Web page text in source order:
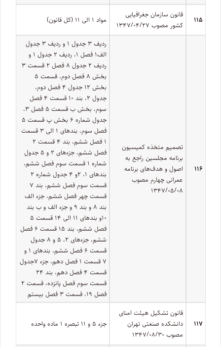
۱۱۵
قانون سازمان جغرافیایی
کشور مصوب ۱۳۴۷/۰۴/۲۷
مواد ۱ الی ۱۱ (کل قانون)
۱۱۶
تصمیم متخذه کمیسیون
برنامه مجلسین راجع به
اصول و هدف‌های برنامه
عمرانی چهارم مصوب
۱۳۴۷/۰۵/۰۸
ردیف ۳ جدول ۱ و ردیف ۳ جدول
الف۱ فصل ۱، ردیف ۲ جدول ۱ و
ردیف ۲ جدول ۸ فصل ۲ قسمت ۳
بخش ۸ فصل دوم، قسمت ۵
بخش ۱۲ جدول ۴ فصل دوم،
جدول ۲، بند ۱۰ قسمت ۴ فصل
سوم‌، بخش ب قسمت ۵ فصل ۳،
جدول شماره ۶ بخش پ قسمت ۵
فصل سوم، بندهای ۱ الی ۳ قسمت
۱ فصل ششم، بند ۴ قسمت ۲
فصل ششم، جزءهای ۲ و ۵ جدول
شماره ۱ قسمت سوم فصل ششم،
بندهای ۱، ۲و ۴ جدول شماره ۲
قسمت سوم فصل ششم، بند ۷
قسمت چهر فصل ششم، جزء الف
بند ۸ و بند ۹ و جزء الف و ب بند
۱۰و بندهای ۱۱ الی ۱۴ قسمت ۵
فصل ششم، بند ۱۵ قسمت ۶ فصل
ششم، جزء‌های ۲، ۵ و ۸ جدول
قسمت ۶ فصل ششم، بند‌های ۱ و
۷ قسمت ۱ فصل دهم، جزء ۷جدول
قسمت ۴ فصل دهم، بند ۲۴
قسمت سوم فصل پانزده، قسمت ۲
فصل ۱۹، قسمت ۳ فصل بیستم
۱۱۷
قانون تشکیل هیئت امنای
دانشکده صنعتی تهران
مصوب ۱۳۴۷/۰۸/۳۰
جزء ۵ و ۱۱ تبصره ۱ ماده واحده